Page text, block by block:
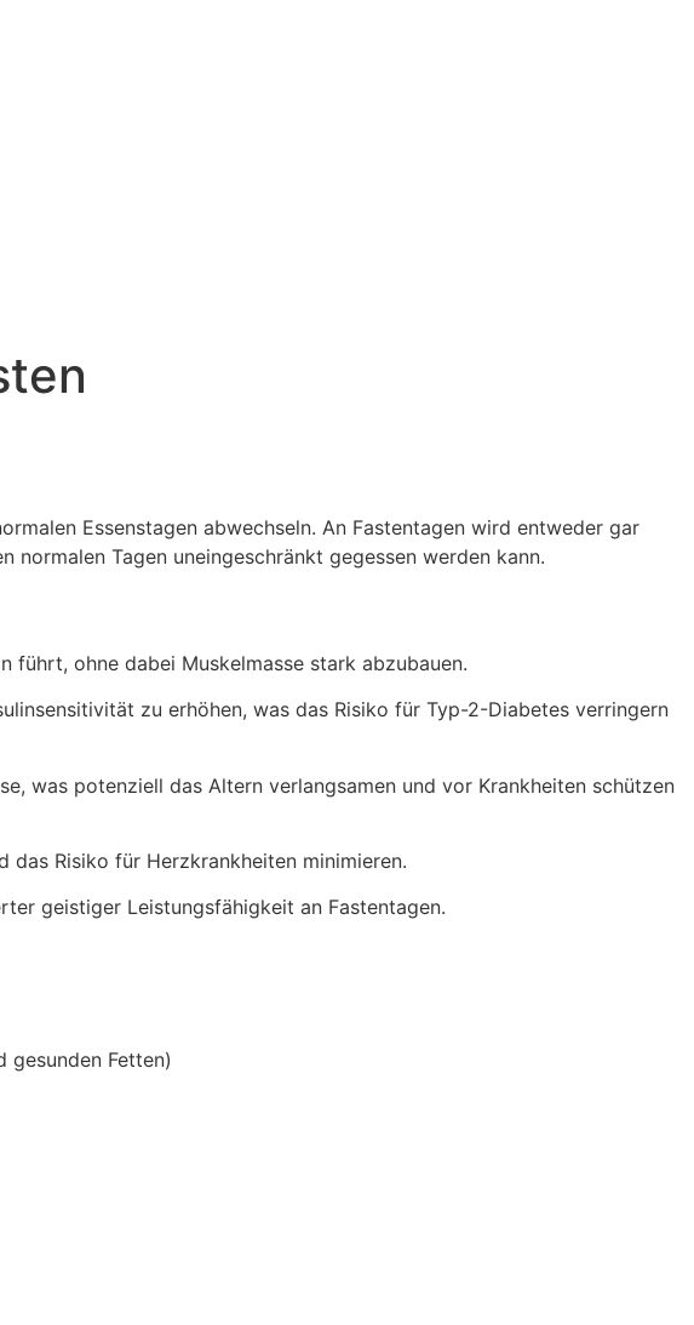
Essenstagen abwechseln. An Fastentagen wird entweder gar
Tagen uneingeschränkt gegessen werden kann.
führt, ohne dabei Muskelmasse stark abzubauen.
zu erhöhen, was das Risiko für Typ-2-Diabetes verringern
was potenziell das Altern verlangsamen und vor Krankheiten schützen
das Risiko für Herzkrankheiten minimieren.
geistiger Leistungsfähigkeit an Fastentagen.
gesunden Fetten)